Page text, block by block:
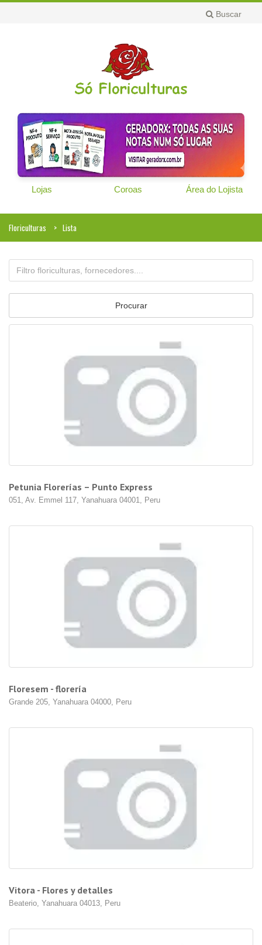
Buscar
Lojas Coroas Área do Lojista
Floriculturas Lista
Petunia Florerías – Punto Express
051, Av. Emmel 117, Yanahuara 04001, Peru
Floresem - florería
Grande 205, Yanahuara 04000, Peru
Vitora - Flores y detalles
Beaterio, Yanahuara 04013, Peru